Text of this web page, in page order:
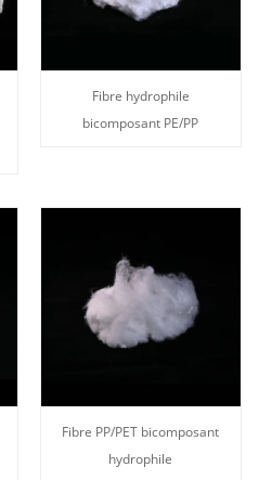
Fibre hydrophile
bicomposant PE/PP
Fibre PP/PET bicomposant
hydrophile